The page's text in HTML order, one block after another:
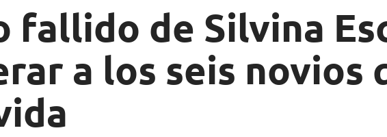
fallido de Silvina
a los seis novios